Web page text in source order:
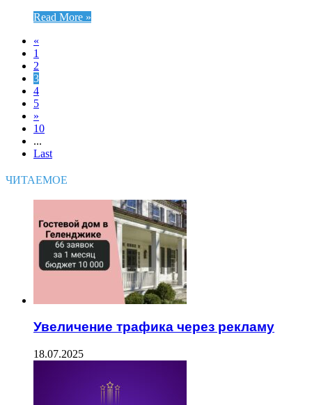
Read More »
«
1
2
3
4
5
»
10
...
Last
ЧИТАЕМОЕ
Увеличение трафика через рекламу
18.07.2025